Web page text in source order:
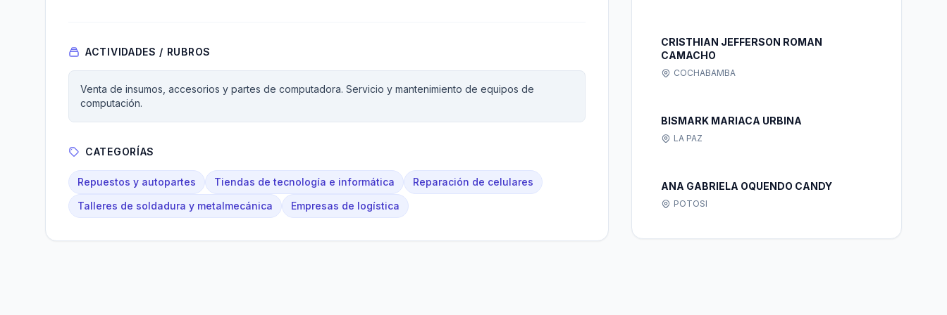
ACTIVIDADES / RUBROS
Venta de insumos, accesorios y partes de computadora. Servicio y mantenimiento de equipos de
computación.
CATEGORÍAS
Repuestos y autopartes Tiendas de tecnología e informática
Reparación de celulares
Talleres de soldadura y metalmecánica
Empresas de logística
CRISTHIAN JEFFERSON ROMAN
CAMACHO
COCHABAMBA
BISMARK MARIACA URBINA
LA PAZ
ANA GABRIELA OQUENDO CANDY
POTOSI